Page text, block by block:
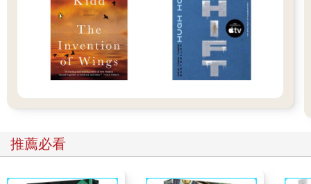
蔡欣頤雙頰紅腫不堪，眼淚撲簌簌落下，卻不敢大聲嚎哭，蜷縮
著身體蹲在地上，像隻可憐的小獸。
她的眼淚與柔弱沒能讓姚淇收手，姚淇接著拿出一把剪刀，宣稱
要剪毀蔡欣頤身上的蕾絲裙，讓她光著兩隻大腿回去。
當蔡欣頤淒厲的哭喊聲一傳進耳裡，心中陡然升起的怒氣讓我瞬
間失去理智，使出全身力氣狠踹那兩個男生的小腿，趁他們痛得
姚淇重重撞上旁邊擺放樂器的木櫃，櫃子頂端的兩個紙箱掉下，
裡面滿滿的三角鐵、鈴鼓如落石般砸在她身上。
推薦必看